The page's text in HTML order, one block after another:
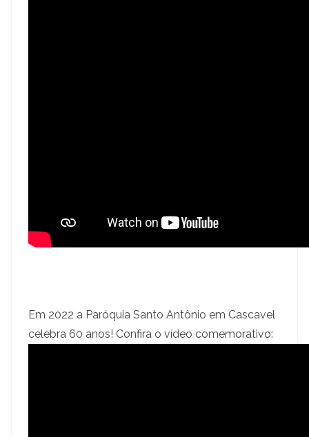
Em 2022 a Paróquia Santo Antônio em Cascavel
celebra 60 anos! Confira o vídeo comemorativo: